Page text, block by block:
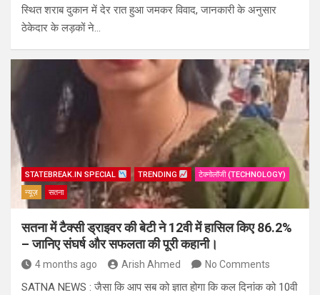
स्थित शराब दुकान में देर रात हुआ जमकर विवाद, जानकारी के अनुसार
ठेकेदार के लड़कों ने…
STATEBREAK.IN SPECIAL TRENDING
टेक्नोलॉजी (TECHNOLOGY)
न्यूज़
सतना
सतना में टैक्सी ड्राइवर की बेटी ने 12वी में हासिल किए 86.2%
– जानिए संघर्ष और सफलता की पूरी कहानी।
4 months ago Arish Ahmed No Comments
SATNA NEWS : जैसा कि आप सब को ज्ञात होगा कि कल दिनांक को 10वी